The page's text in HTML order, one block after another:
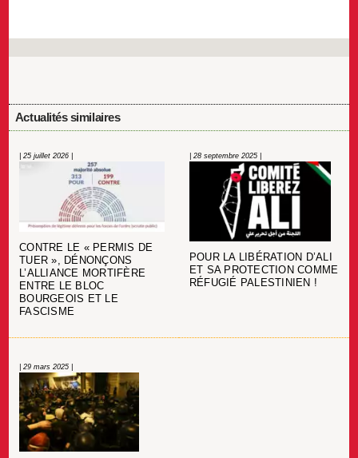
Actualités similaires
| 25 juillet 2026 |
CONTRE LE « PERMIS DE
TUER », DÉNONÇONS
L’ALLIANCE MORTIFÈRE
ENTRE LE BLOC
BOURGEOIS ET LE
FASCISME
| 28 septembre 2025 |
POUR LA LIBÉRATION D’ALI
ET SA PROTECTION COMME
RÉFUGIÉ PALESTINIEN !
| 29 mars 2025 |